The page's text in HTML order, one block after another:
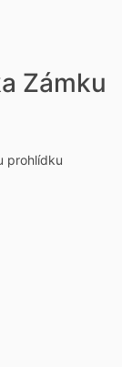
Zámku
prohlídku